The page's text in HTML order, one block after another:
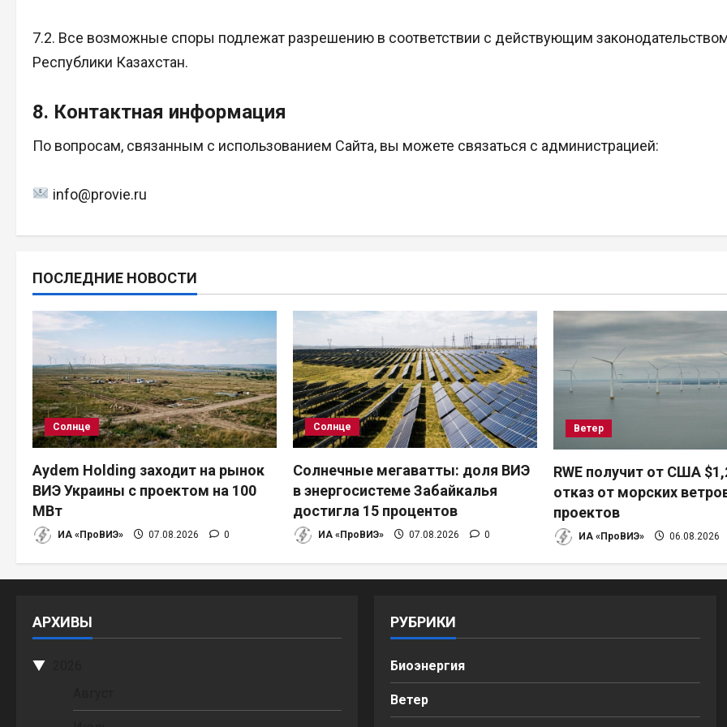
7.2. Все возможные споры подлежат разрешению в соответствии с действующим
Республики Казахстан.
8. Контактная информация
По вопросам, связанным с использованием Сайта, вы можете связаться с администрацией:
info@provie.ru
ПОСЛЕДНИЕ НОВОСТИ
Солнце
Aydem Holding заходит на рынок
ВИЭ Украины с проектом на 100
МВт
ИА «ПроВИЭ» 07.08.2026 0
Солнце
Солнечные мегаватты: доля ВИЭ
в энергосистеме Забайкалья
достигла 15 процентов
ИА «ПроВИЭ» 07.08.2026 0
Ветер
RWE получит от США
отказ от морских
проектов
ИА «ПроВИЭ» 06.08.2026
АРХИВЫ РУБРИКИ
Биоэнергия
Ветер